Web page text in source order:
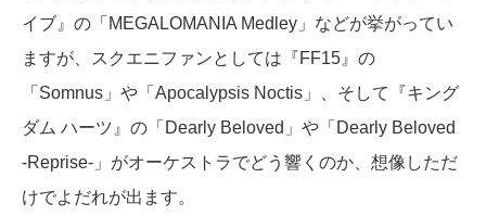
イブ』の「MEGALOMANIA Medley」などが挙がってい
ますが、スクエニファンとしては『FF15』の
「Somnus」や「Apocalypsis Noctis」、そして『キング
ダム ハーツ』の「Dearly Beloved」や「Dearly Beloved
-Reprise-」がオーケストラでどう響くのか、想像しただ
けでよだれが出ます。